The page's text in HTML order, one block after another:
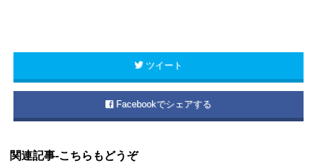
ツイート
Facebookでシェアする
関連記事-こちらもどうぞ